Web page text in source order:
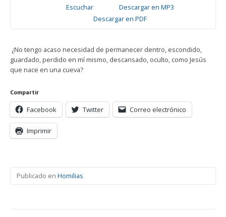
Escuchar
Descargar en MP3
Descargar en PDF
¿No tengo acaso necesidad de permanecer dentro, escondido,
guardado, perdido en mí mismo, descansado, oculto, como Jesús
que nace en una cueva?
Compartir
Facebook Twitter Correo electrónico
Imprimir
Publicado en Homilias